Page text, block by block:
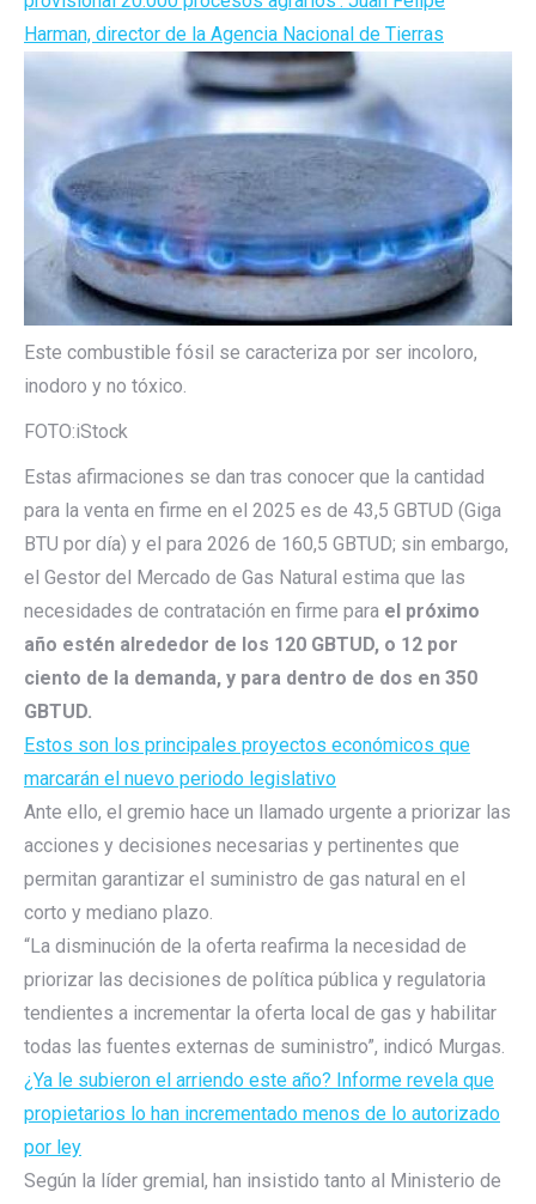
Harman, director de la Agencia Nacional de Tierras
Este combustible fósil se caracteriza por ser incoloro,
inodoro y no tóxico.
FOTO:iStock
Estas afirmaciones se dan tras conocer que la cantidad
para la venta en firme en el 2025 es de 43,5 GBTUD (Giga
BTU por día) y el para 2026 de 160,5 GBTUD; sin embargo,
el Gestor del Mercado de Gas Natural estima que las
necesidades de contratación en firme para el próximo
año estén alrededor de los 120 GBTUD, o 12 por
ciento de la demanda, y para dentro de dos en 350
GBTUD.
Estos son los principales proyectos económicos que
marcarán el nuevo periodo legislativo
Ante ello, el gremio hace un llamado urgente a priorizar las
acciones y decisiones necesarias y pertinentes que
permitan garantizar el suministro de gas natural en el
corto y mediano plazo.
“La disminución de la oferta reafirma la necesidad de
priorizar las decisiones de política pública y regulatoria
tendientes a incrementar la oferta local de gas y habilitar
todas las fuentes externas de suministro”, indicó Murgas.
¿Ya le subieron el arriendo este año? Informe revela que
propietarios lo han incrementado menos de lo autorizado
por ley
Según la líder gremial, han insistido tanto al Ministerio de